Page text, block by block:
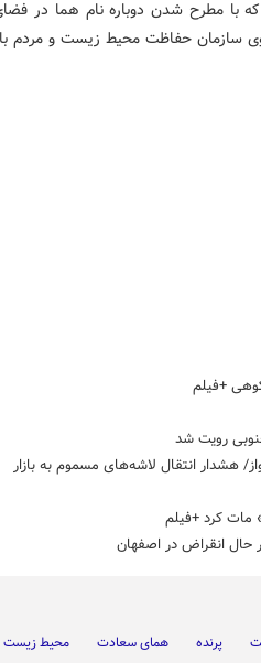
با مطرح شدن دوباره نام هما در
سازمان حفاظت محیط زیست و مردم
+فیلم
رویت شد
هشدار انتقال لاشه‌های مسموم به بازار
مات کرد +فیلم
حال انقراض در اصفهان
پرنده همای سعادت محیط زیست